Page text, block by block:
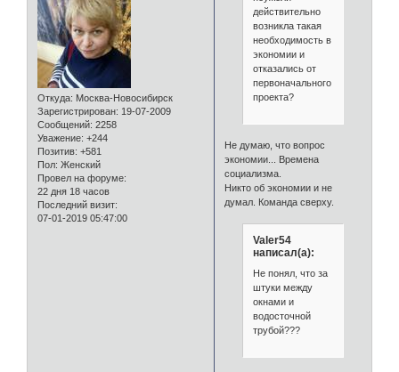
Откуда: Москва-Новосибирск
Зарегистрирован: 19-07-2009
Сообщений: 2258
Уважение: +244
Позитив: +581
Пол: Женский
Провел на форуме:
22 дня 18 часов
Последний визит:
07-01-2019 05:47:00
действительно
возникла такая
необходимость в
экономии и
отказались от
первоначального
проекта?
Не думаю, что вопрос
экономии... Времена
социализма.
Никто об экономии и не
думал. Команда сверху.
Valer54
написал(а):
Не понял, что за
штуки между
окнами и
водосточной
трубой???